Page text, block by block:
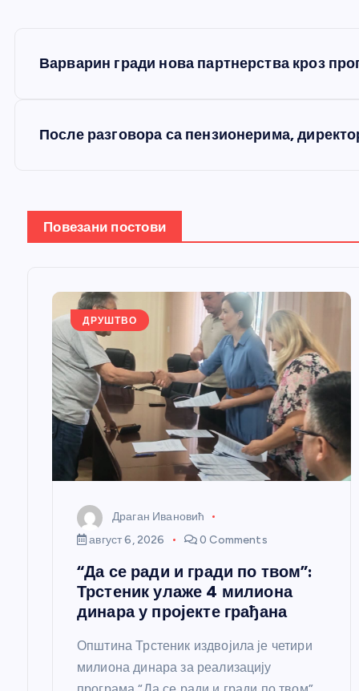
Варварин гради нова партнерства кроз
После разговора са пензионерима,
Повезани постови
ДРУШТВО
Драган Ивановић
август 6, 2026
0 Comments
“Да се ради и гради по твом”:
Трстеник улаже 4 милиона
динара у пројекте грађана
Општина Трстеник издвојила је четири
милиона динара за реализацију